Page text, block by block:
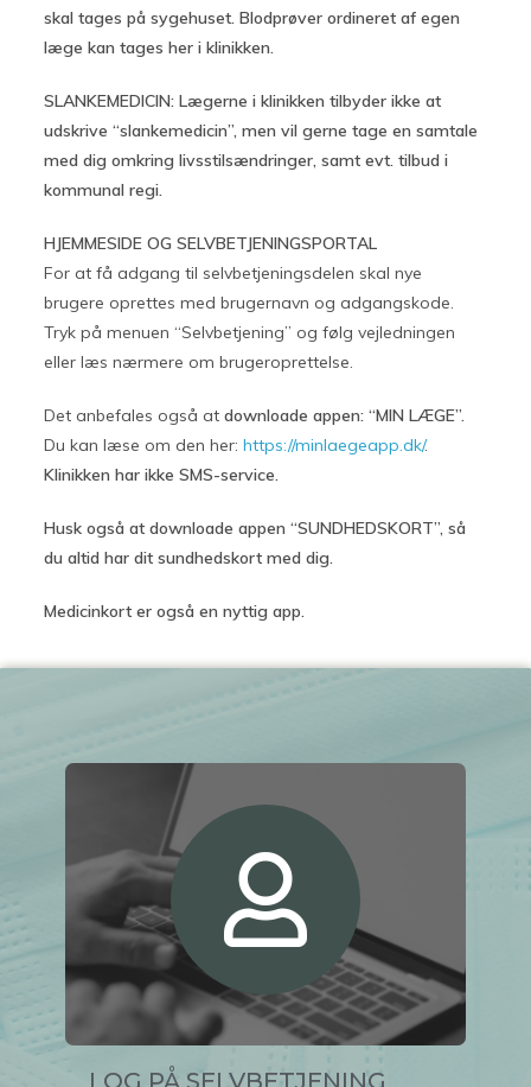
skal tages på sygehuset. Blodprøver ordineret af egen
læge kan tages her i klinikken.
SLANKEMEDICIN:Lægerne i klinikken tilbyder ikke at
udskrive “slankemedicin”, men vil gerne tage en samtale
med dig omkring livsstilsændringer, samt evt. tilbud i
kommunal regi.
HJEMMESIDE OG SELVBETJENINGSPORTAL
For at få adgang til selvbetjeningsdelen skal nye
brugere oprettes med brugernavn og adgangskode.
Tryk på menuen “Selvbetjening” og følg vejledningen
eller læs nærmere om brugeroprettelse.
Det anbefales også atdownloade appen: “MIN LÆGE”.
Du kan læse om den her:https://minlaegeapp.dk/.
Klinikken har ikke SMS-service.
Husk også at downloade appen “SUNDHEDSKORT”, så
du altid har dit sundhedskort med dig.
Medicinkort er også en nyttig app.
LOG PÅ SELVBETJENING